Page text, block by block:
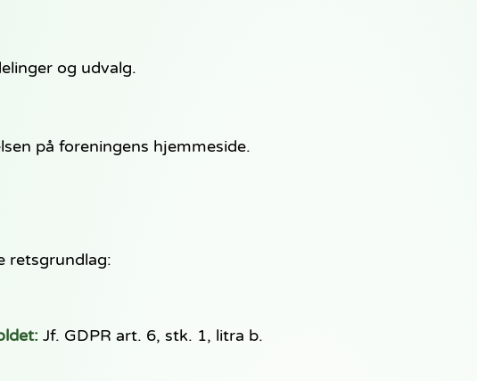
og udvalg.
på foreningens hjemmeside.
retsgrundlag:
Jf. GDPR art. 6, stk. 1, litra b.